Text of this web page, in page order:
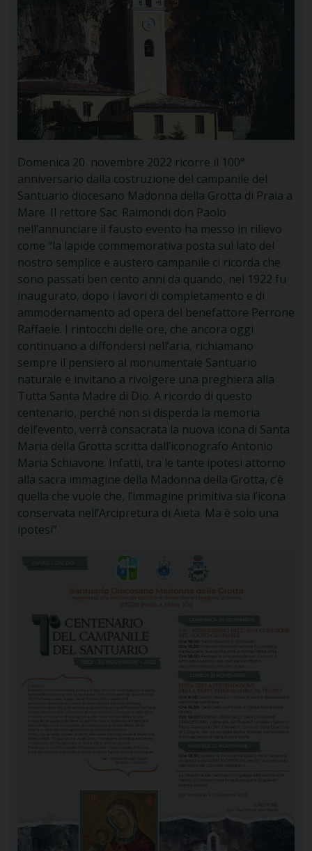
Domenica 20 novembre 2022 ricorre il 100°
anniversario dalla costruzione del campanile del
Santuario diocesano Madonna della Grotta di Praia a
Mare. Il rettore Sac. Raimondi don Paolo
nell’annunciare il fausto evento ha messo in rilievo
come “la lapide commemorativa posta sul lato del
nostro semplice e austero campanile ci ricorda che
sono passati ben cento anni da quando, nel 1922 fu
inaugurato, dopo i lavori di completamento e di
ammodernamento ad opera del benefattore Perrone
Raffaele. I rintocchi delle ore, che ancora oggi
continuano a diffondersi nell’aria, richiamano
sempre il pensiero al monumentale Santuario
naturale e invitano a rivolgere una preghiera alla
Tutta Santa Madre di Dio. A ricordo di questo
centenario, perché non si disperda la memoria
dell’evento, verrà consacrata la nuova icona di Santa
Maria della Grotta scritta dall’iconografo Antonio
Maria Schiavone. Infatti, tra le tante ipotesi attorno
alla sacra immagine della Madonna della Grotta, c’è
quella che vuole che, l’immagine primitiva sia l’icona
conservata nell’Arcipretura di Aieta. Ma è solo una
ipotesi”.